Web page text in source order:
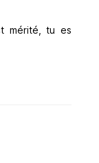
mérité, tu es